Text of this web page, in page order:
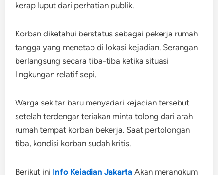
kerap luput dari perhatian publik.
Korban diketahui berstatus sebagai pekerja rumah
tangga yang menetap di lokasi kejadian. Serangan
berlangsung secara tiba-tiba ketika situasi
lingkungan relatif sepi.
Warga sekitar baru menyadari kejadian tersebut
setelah terdengar teriakan minta tolong dari arah
rumah tempat korban bekerja. Saat pertolongan
tiba, kondisi korban sudah kritis.
Berikut ini Info Kejadian Jakarta Akan merangkum